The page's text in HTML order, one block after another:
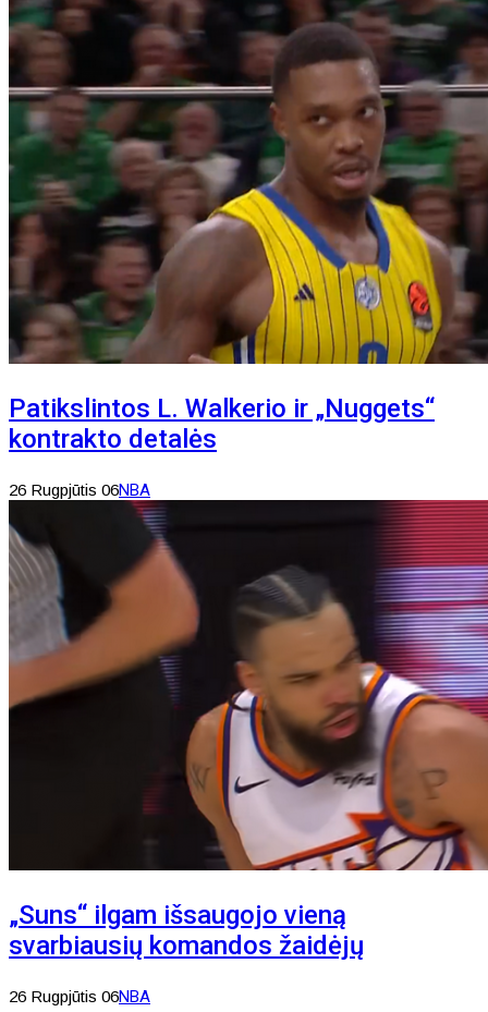
Patikslintos L. Walkerio ir „Nuggets“
kontrakto detalės
26 Rugpjūtis 06NBA
„Suns“ ilgam išsaugojo vieną
svarbiausių komandos žaidėjų
26 Rugpjūtis 06NBA